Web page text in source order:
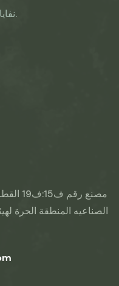
نفايات مستدامة، ومستقبل أنظف للجميع.
مصنع
الصناعيه المنطقة الحرة